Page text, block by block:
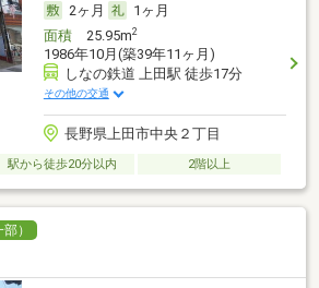
2ヶ月
1ヶ月
面積25.95m2
1986年10月(築39年11ヶ月)
しなの鉄道 上田駅 徒歩17分
その他の交通
長野県上田市中央２丁目
駅から徒歩20分以内 2階以上
）